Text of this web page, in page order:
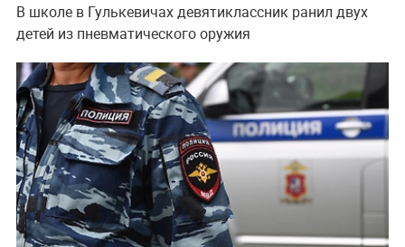
В школе в Гулькевичах девятиклассник ранил двух
детей из пневматического оружия